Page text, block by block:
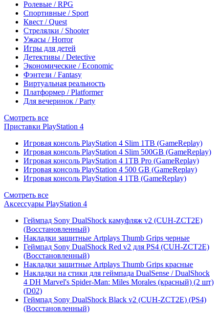
Ролевые / RPG
Спортивные / Sport
Квест / Quest
Стрелялки / Shooter
Ужасы / Horror
Игры для детей
Детективы / Detective
Экономические / Economic
Фэнтези / Fantasy
Виртуальная реальность
Платформер / Platformer
Для вечеринок / Party
Смотреть все
Приставки PlayStation 4
Игровая консоль PlayStation 4 Slim 1TB (GameReplay)
Игровая консоль PlayStation 4 Slim 500GB (GameReplay)
Игровая консоль PlayStation 4 1TB Pro (GameReplay)
Игровая консоль PlayStation 4 500 GB (GameReplay)
Игровая консоль PlayStation 4 1TB (GameReplay)
Смотреть все
Аксессуары PlayStation 4
Геймпад Sony DualShock камуфляж v2 (CUH-ZCT2E)
(Восстановленный)
Накладки защитные Artplays Thumb Grips черные
Геймпад Sony DualShock Red v2 для PS4 (CUH-ZCT2E)
(Восстановленный)
Накладки защитные Artplays Thumb Grips красные
Накладки на стики для геймпада DualSense / DualShock
4 DH Marvel's Spider-Man: Miles Morales (красный) (2 шт)
(D02)
Геймпад Sony DualShock Black v2 (CUH-ZCT2E) (PS4)
(Восстановленный)